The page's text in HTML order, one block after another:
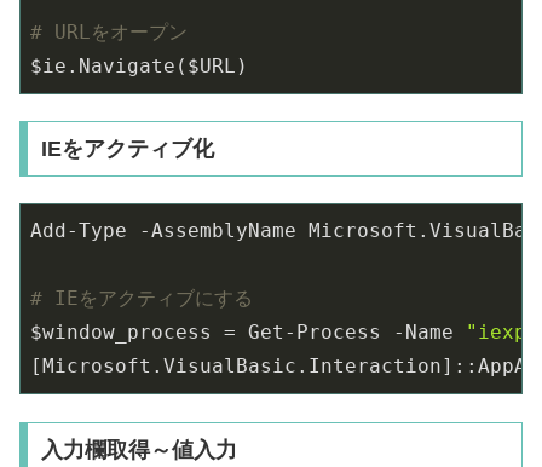
# URLをオープン
$ie.Navigate($URL)
IEをアクティブ化
Add-Type -AssemblyName
# IEをアクティブにする
$window_process = Get-Process -Name
入力欄取得～値入力